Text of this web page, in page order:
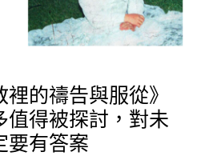
裡的禱告與服從》
值得被探討，對未
要有答案